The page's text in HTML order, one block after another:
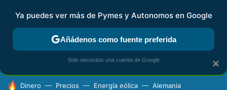
FISCALIDAD Y CONTABILIDAD KIT DIGITAL RENTA
HOY SE HABLA DE
Dinero Precios Energía eólica Alemania
×
Ya puedes ver más de Pymes y Autonomos en Google
Añádenos como fuente preferida
Solo necesitas una cuenta de Google